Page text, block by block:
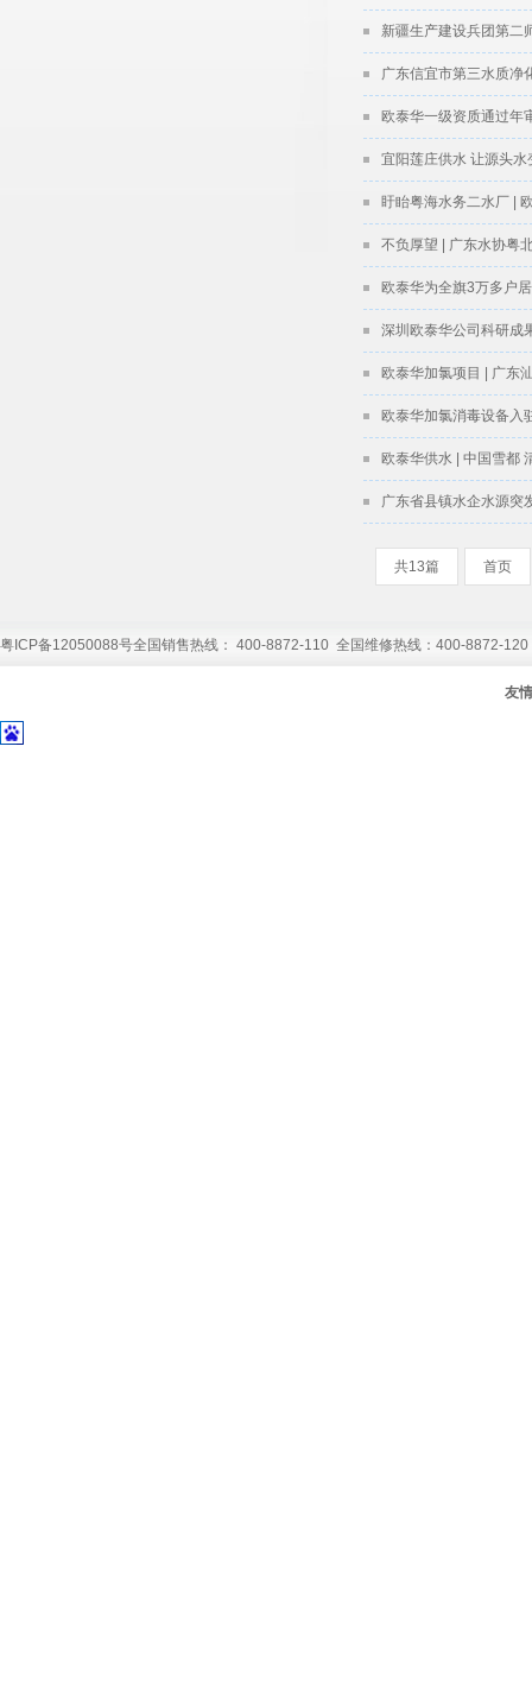
新疆生产建设兵团第二
广东信宜市第三水质净
欧泰华一级资质通过年
宜阳莲庄供水 让源头水
盱眙粤海水务二水厂 |
不负厚望 | 广东水协粤
欧泰华为全旗3万多户
深圳欧泰华公司科研成
欧泰华加氯项目 | 广东
欧泰华加氯消毒设备入
欧泰华供水 | 中国雪都
广东省县镇水企水源突
共13篇 首页
粤ICP备12050088号全国销售热线： 400-8872-110 全国维修热线：400-8872-120
友